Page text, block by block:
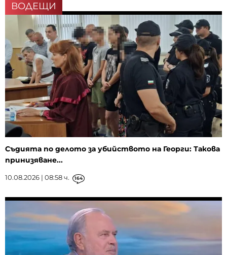
ВОДЕЩИ
Съдията по делото за убийството на Георги: Такова
принизяване...
10.08.2026 | 08:58 ч. 164